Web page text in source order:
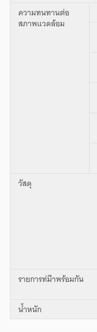
ความทนทานต่อ
สภาพแวดล้อม
วัสดุ
รายการท่มีาพร้อมกัน
น้ำหนัก